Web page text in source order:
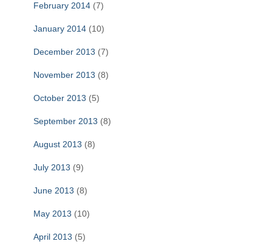
February 2014 (7)
January 2014 (10)
December 2013 (7)
November 2013 (8)
October 2013 (5)
September 2013 (8)
August 2013 (8)
July 2013 (9)
June 2013 (8)
May 2013 (10)
April 2013 (5)